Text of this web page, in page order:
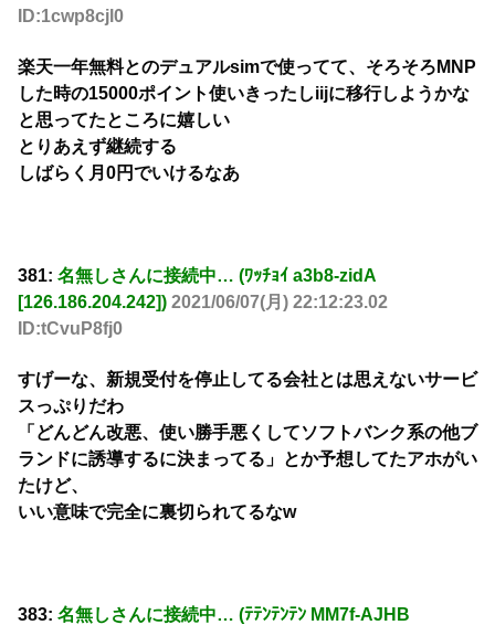
ID:1cwp8cjl0
楽天一年無料とのデュアルsimで使ってて、そろそろMNP
した時の15000ポイント使いきったしiijに移行しようかな
と思ってたところに嬉しい
とりあえず継続する
しばらく月0円でいけるなあ
381: 名無しさんに接続中… (ﾜｯﾁｮｲ a3b8-zidA
[126.186.204.242]) 2021/06/07(月) 22:12:23.02
ID:tCvuP8fj0
すげーな、新規受付を停止してる会社とは思えないサービ
スっぷりだわ
「どんどん改悪、使い勝手悪くしてソフトバンク系の他ブ
ランドに誘導するに決まってる」とか予想してたアホがい
たけど、
いい意味で完全に裏切られてるなw
383: 名無しさんに接続中… (ﾃﾃﾝﾃﾝﾃﾝ MM7f-AJHB